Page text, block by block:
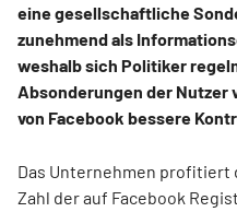
eine gesellschaftliche
zunehmend als
weshalb sich Politiker
Absonderungen der Nutzer
von Facebook bessere
Das Unternehmen profitiert
Zahl der auf Facebook